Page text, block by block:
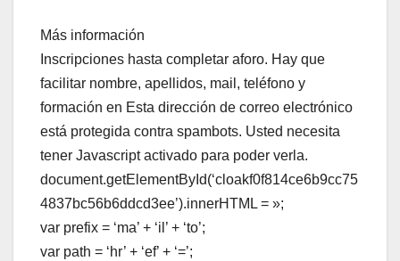
Más información
Inscripciones hasta completar aforo. Hay que
facilitar nombre, apellidos, mail, teléfono y
formación en Esta dirección de correo electrónico
está protegida contra spambots. Usted necesita
tener Javascript activado para poder verla.
document.getElementById(‘cloakf0f814ce6b9cc75
4837bc56b6ddcd3ee’).innerHTML = »;
var prefix = ‘ma’ + ‘il’ + ‘to’;
var path = ‘hr’ + ‘ef’ + ‘=’;